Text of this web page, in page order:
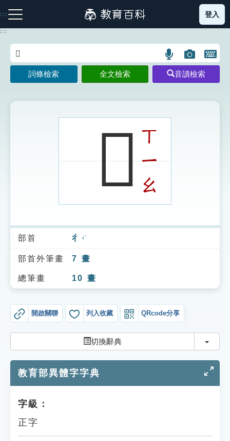
到
主
:::
注音索引圖示 筆畫索引圖示 部首索引表圖示
索引選單
知識索引
單字索引
貓頭鷹博士
登入
:::
語
言
搜
示
圖
片
搜
開
鍵
圖
詞條檢索 全文檢索 音讀檢索
𢓮ㄒ
ㄧ
ㄠ
部首 彳 ㄔˋ
部首外筆畫 7 畫
總筆畫 10 畫
開啟關聯 列入收藏 QRcode分享
切換辭典 切換
教育部異體字字典
字級：
正字